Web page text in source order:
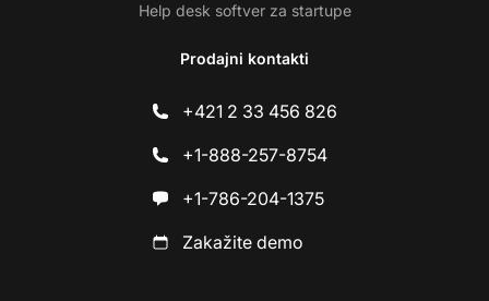
Help desk softver za startupe
Prodajni kontakti
+421 2 33 456 826
+1-888-257-8754
+1-786-204-1375
Zakažite demo